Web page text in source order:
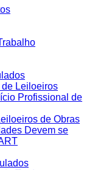
Leiloeiros
Profissional de
de Obras
Devem se